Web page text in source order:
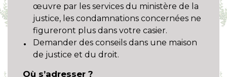
œuvre par les services du ministère de la
justice, les condamnations concernées ne
figureront plus dans votre casier.
Demander des conseils dans une maison
de justice et du droit.
Où s’adresser ?